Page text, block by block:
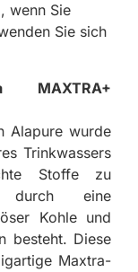
wenn Sie
Sie sich
MAXTRA+
Alapure wurde
Trinkwassers
Stoffe zu
durch eine
Kohle und
besteht. Diese
Maxtra-